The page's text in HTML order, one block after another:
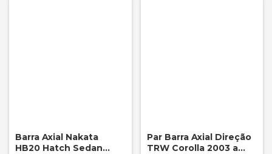
Barra Axial Nakata
HB20 Hatch Sedan
Par Barra Axial Direção
TRW Corolla 2003 a